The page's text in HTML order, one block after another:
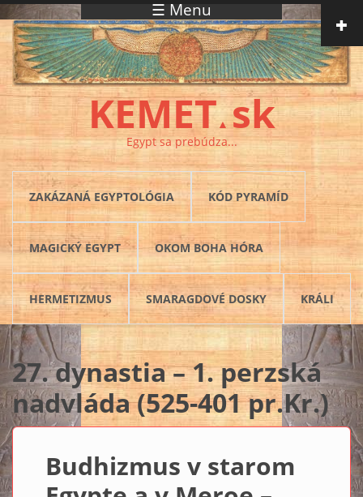
Skočiť na hlavný obsah ☰ Menu
KEMET▲ sk
Egypt sa prebúdza...
ZAKÁZANÁ EGYPTOLÓGIA KÓD PYRAMÍD
MAGICKÝ EGYPT OKOM BOHA HÓRA
HERMETIZMUS SMARAGDOVÉ DOSKY KRÁLI
27. dynastia – 1. perzská
nadvláda (525-401 pr.Kr.)
Budhizmus v starom